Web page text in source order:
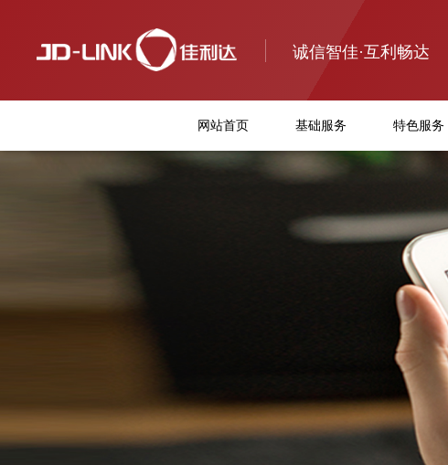
诚信智佳·互利畅达
网站首页 基础服务 特色服务